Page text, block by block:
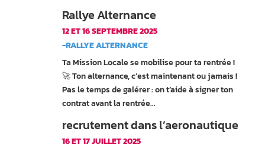
Rallye Alternance
12 ET 16 SEPTEMBRE 2025
-RALLYE ALTERNANCE
Ta Mission Locale se mobilise pour ta rentrée !
🚀 Ton alternance, c’est maintenant ou jamais !
Pas le temps de galérer : on t’aide à signer ton
contrat avant la rentrée...
recrutement dans l’aeronautique
16 ET 17 JUILLET 2025